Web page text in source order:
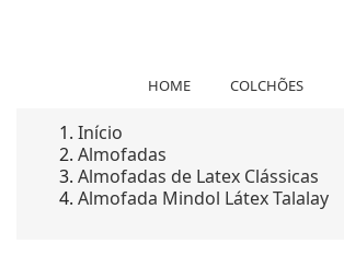
HOME COLCHÕES
Início
Almofadas
Almofadas de Latex Clássicas
Almofada Mindol Látex Talalay